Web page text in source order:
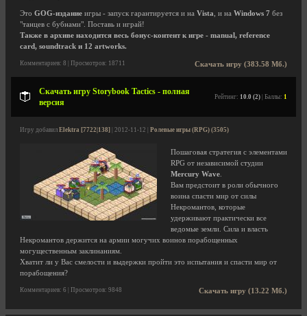
Это GOG-издание игры - запуск гарантируется и на Vista , и на Windows 7 без
"танцев с бубнами". Поставь и играй!
Также в архиве находится весь бонус-контент к игре - manual, reference
card, soundtrack и 12 artworks.
Скачать игру (383.58 Мб.)
Комментариев: 8 | Просмотров: 18711
Скачать игру Storybook Tactics - полная
версия
Рейтинг: 10.0 (2) | Баллы: 1
Игру добавил Elektra [7722|138] | 2012-11-12 | Ролевые игры (RPG) (3505)
Пошаговая стратегия с элементами
RPG от независимой студии
Mercury Wave
Вам предстоит в роли обычного
воина спасти мир от силы
Некромантов, которые
удерживают практически все
ведомые земли. Сила и власть
Некромантов держится на армии могучих воинов порабощенных
могущественным заклинаниям.
Хватит ли у Вас смелости и выдержки пройти это испытания и спасти мир от
порабощения?
Скачать игру (13.22 Мб.)
Комментариев: 6 | Просмотров: 9848